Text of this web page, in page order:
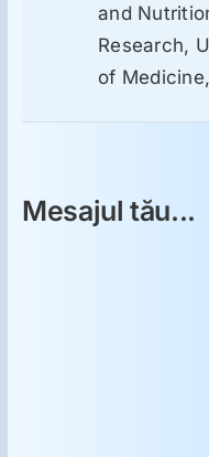
and
Research,
of
Mesajul tău...